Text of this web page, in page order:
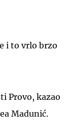
i to vrlo brzo
Provo, kazao
Madunić.